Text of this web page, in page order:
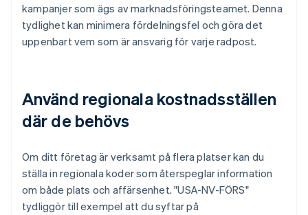
kampanjer som ägs av marknadsföringsteamet. Denna
tydlighet kan minimera fördelningsfel och göra det
uppenbart vem som är ansvarig för varje radpost.
Använd regionala kostnadsställen
där de behövs
Om ditt företag är verksamt på flera platser kan du
ställa in regionala koder som återspeglar information
om både plats och affärsenhet. "USA-NV-FÖRS"
tydliggör till exempel att du syftar på